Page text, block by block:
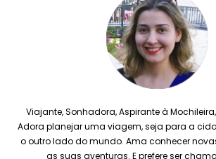
Viajante, Sonhadora, Aspirante à
Adora planejar uma viagem, seja para a
o outro lado do mundo. Ama conhecer
as suas aventuras. E prefere ser